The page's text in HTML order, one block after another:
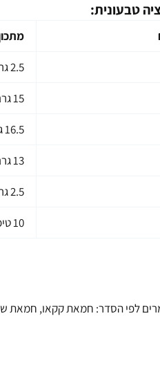
טבעונית:
מתכון ל5 שפתונים
2.5 גרם
15 גרם
16.5 גרם
13 גרם
2.5 גרם
10 טיפות